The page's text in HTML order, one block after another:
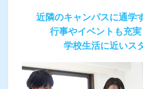
近隣のキャンパスに通学
行事やイベントも充
学校生活に近いス